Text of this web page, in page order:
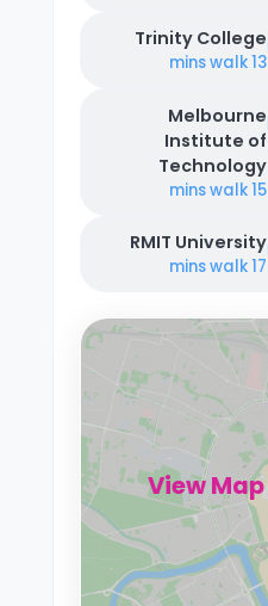
Trinity College
13 mins
walk
Melbourne
Institute of
Technology
15 mins
walk
RMIT University
17 mins
walk
View Map